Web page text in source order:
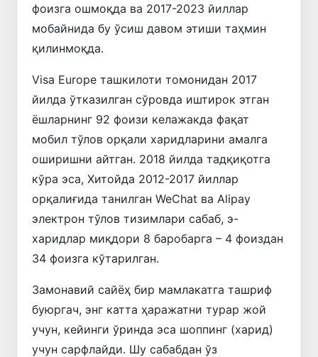
фоизга ошмоқда ва 2017-2023 йиллар
мобайнида бу ўсиш давом этиши таҳмин
қилинмоқда.
Visa Europe ташкилоти томонидан 2017
йилда ўтказилган сўровда иштирок этган
ёшларнинг 92 фоизи келажакда фақат
мобил тўлов орқали харидларини амалга
оширишни айтган. 2018 йилда тадқиқотга
кўра эса, Хитойда 2012-2017 йиллар
орқалиғида танилган WeChat ва Alipay
электрон тўлов тизимлари сабаб, э-
харидлар миқдори 8 баробарга – 4 фоиздан
34 фоизга кўтарилган.
Замонавий сайёҳ бир мамлакатга ташриф
буюргач, энг катта ҳаражатни турар жой
учун, кейинги ўринда эса шоппинг (харид)
учун сарфлайди. Шу сабабдан ўз